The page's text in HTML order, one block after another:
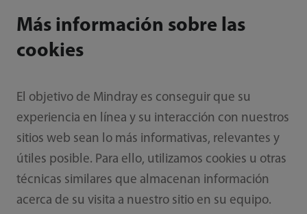
Más información sobre las
cookies
El objetivo de Mindray es conseguir que su
experiencia en línea y su interacción con nuestros
sitios web sean lo más informativas, relevantes y
útiles posible. Para ello, utilizamos cookies u otras
técnicas similares que almacenan información
acerca de su visita a nuestro sitio en su equipo.